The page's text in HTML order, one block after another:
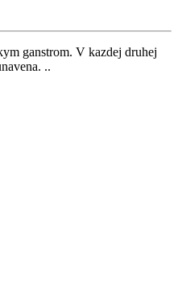
ganstrom. V kazdej druhej
..